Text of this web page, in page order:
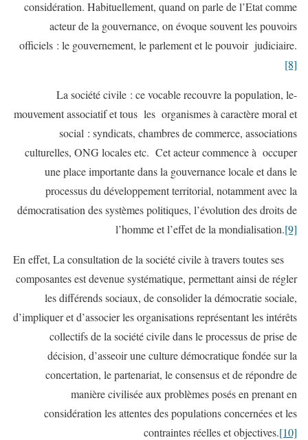
considération. Habituellement, quand on parle de l’Etat comme
acteur de la gouvernance, on évoque souvent les pouvoirs
officiels : le gouvernement, le parlement et le pouvoir judiciaire.
[8]
-La société civile : ce vocable recouvre la population, le
mouvement associatif et tous les organismes à caractère moral et
social : syndicats, chambres de commerce, associations
culturelles, ONG locales etc. Cet acteur commence à occuper
une place importante dans la gouvernance locale et dans le
processus du développement territorial, notamment avec la
démocratisation des systèmes politiques, l’évolution des droits de
l’homme et l’effet de la mondialisation.[9]
En effet, La consultation de la société civile à travers toutes ses
composantes est devenue systématique, permettant ainsi de régler
les différends sociaux, de consolider la démocratie sociale,
d’impliquer et d’associer les organisations représentant les intérêts
collectifs de la société civile dans le processus de prise de
décision, d’asseoir une culture démocratique fondée sur la
concertation, le partenariat, le consensus et de répondre de
manière civilisée aux problèmes posés en prenant en
considération les attentes des populations concernées et les
contraintes réelles et objectives.[10]